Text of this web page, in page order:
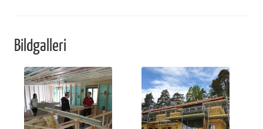
Bildgalleri